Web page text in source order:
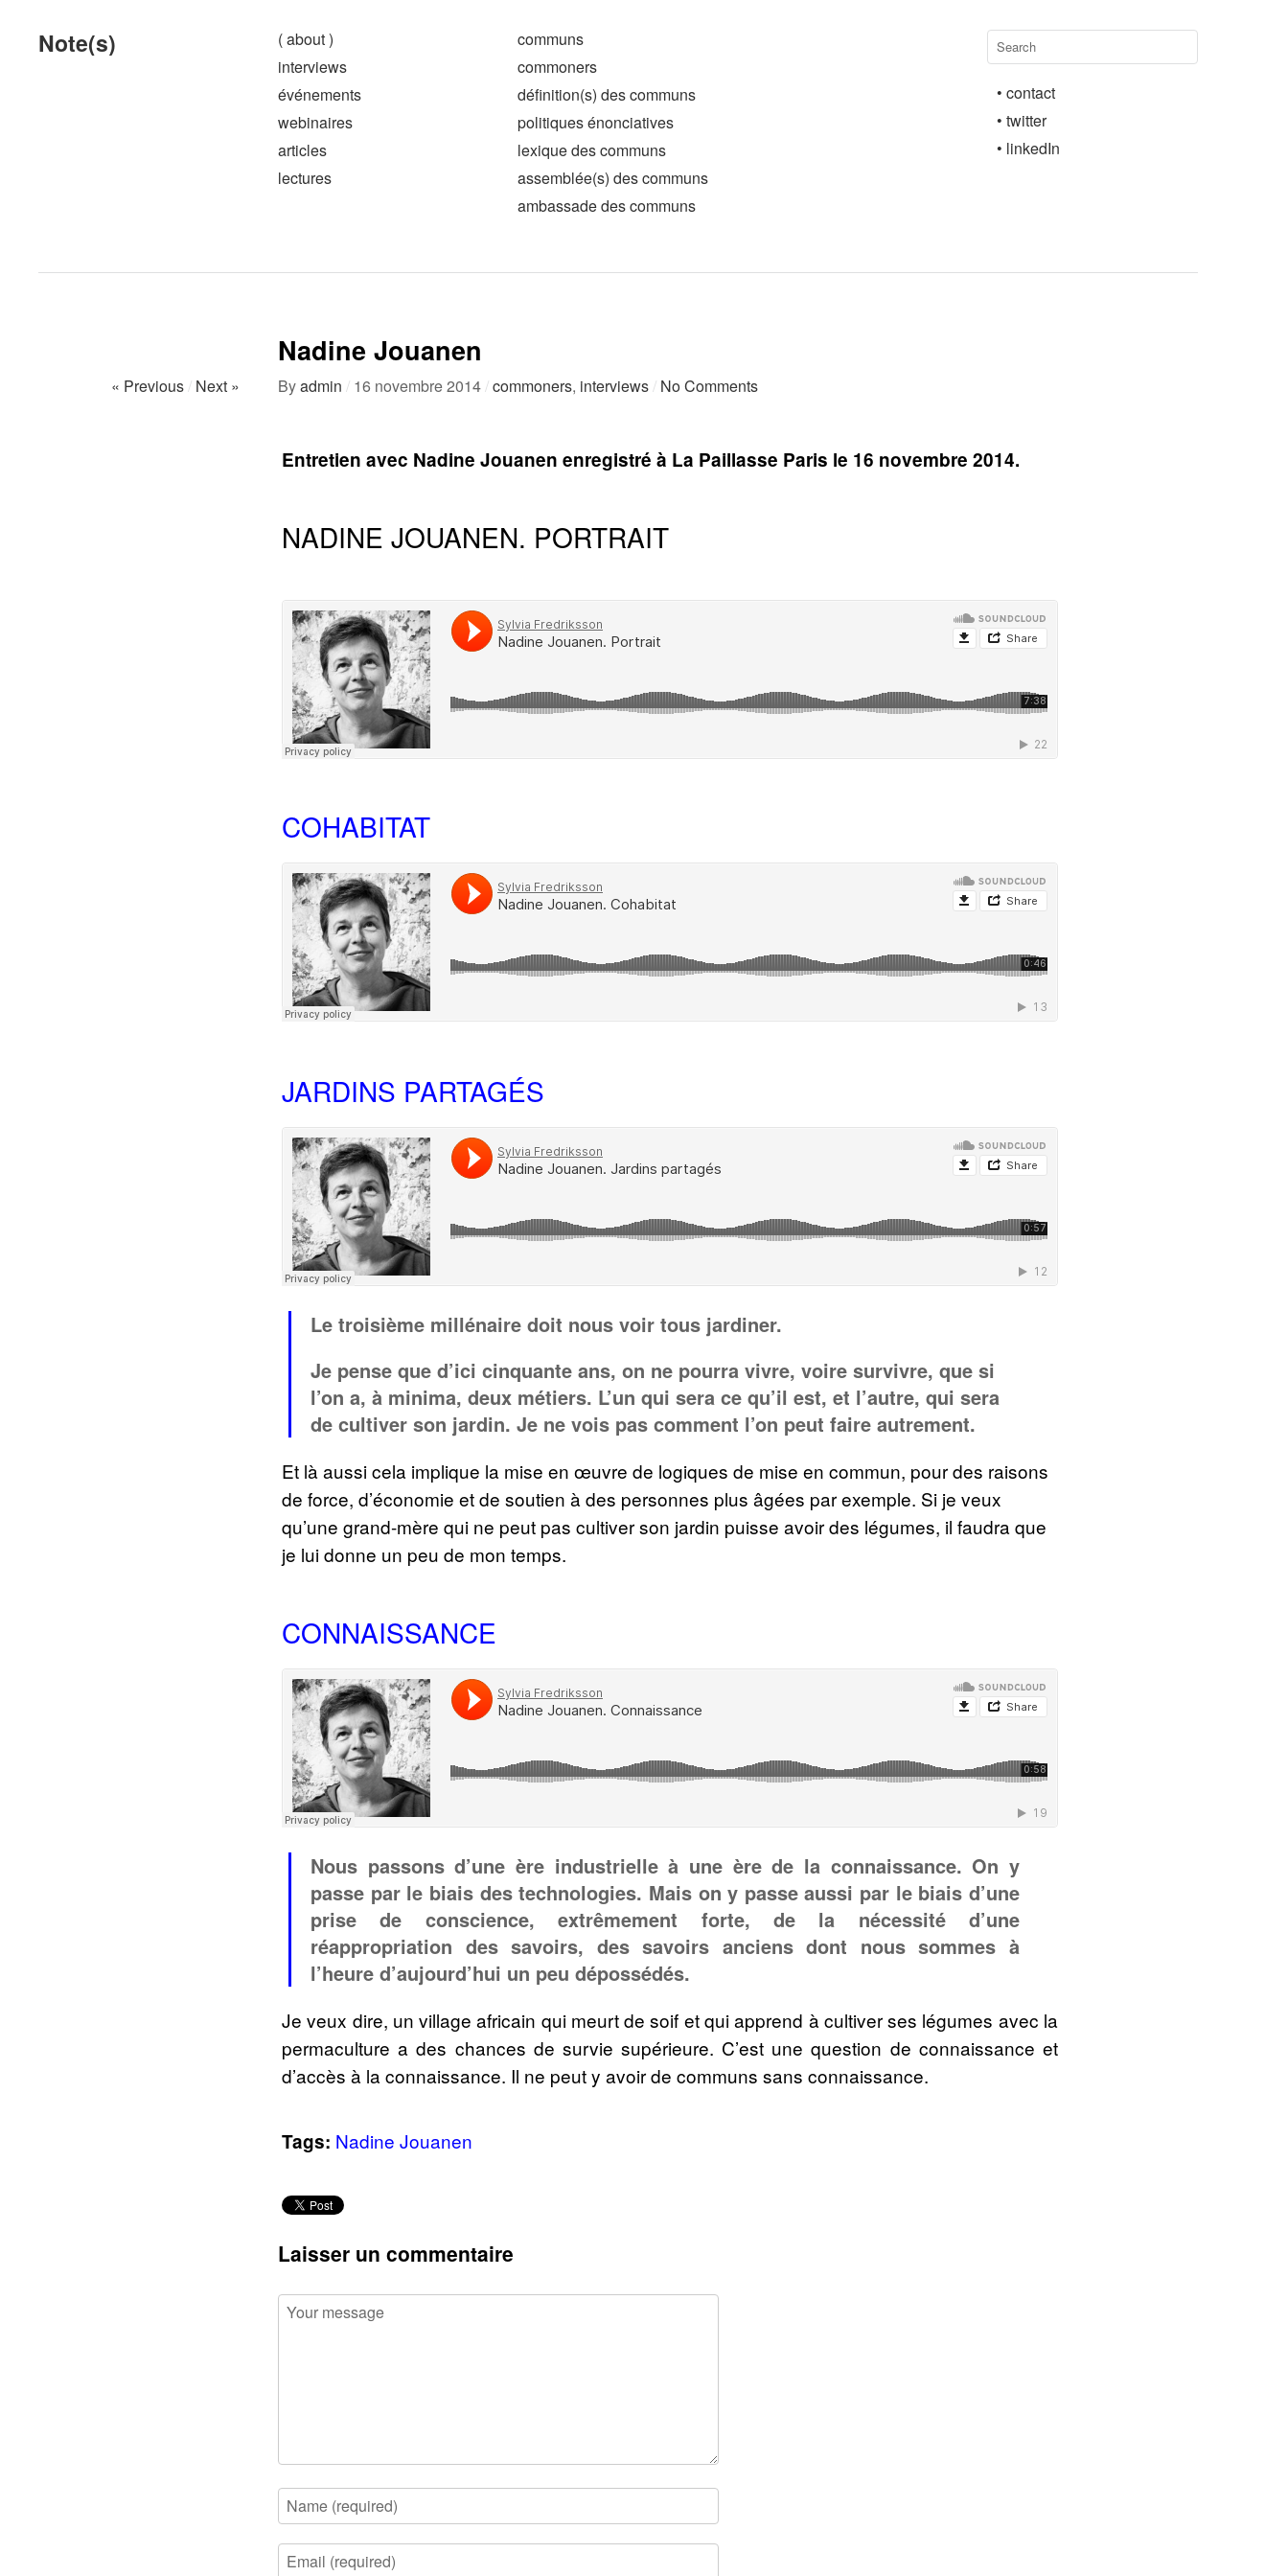
Note(s)
( about )
interviews
événements
webinaires
articles
lectures
communs
commoners
définition(s) des communs
politiques énonciatives
lexique des communs
assemblée(s) des communs
ambassade des communs
• contact
• twitter
• linkedIn
Nadine Jouanen
« Previous/ Next » Byadmin / 16 novembre 2014/commoners, interviews/ No Comments
Entretien avec Nadine Jouanen enregistré à La Paillasse Paris le 16 novembre 2014.
NADINE JOUANEN. PORTRAIT
COHABITAT
JARDINS PARTAGÉS
Le troisième millénaire doit nous voir tous jardiner.
Je pense que d’ici cinquante ans, on ne pourra vivre, voire survivre, que si
l’on a, à minima, deux métiers. L’un qui sera ce qu’il est, et l’autre, qui sera
de cultiver son jardin. Je ne vois pas comment l’on peut faire autrement.
Et là aussi cela implique la mise en œuvre de logiques de mise en commun, pour des raisons
de force, d’économie et de soutien à des personnes plus âgées par exemple. Si je veux
qu’une grand-mère qui ne peut pas cultiver son jardin puisse avoir des légumes, il faudra que
je lui donne un peu de mon temps.
CONNAISSANCE
Nous passons d’une ère industrielle à une ère de la connaissance. On y
passe par le biais des technologies. Mais on y passe aussi par le biais d’une
prise de conscience, extrêmement forte, de la nécessité d’une
réappropriation des savoirs, des savoirs anciens dont nous sommes à
l’heure d’aujourd’hui un peu dépossédés.
Je veux dire, un village africain qui meurt de soif et qui apprend à cultiver ses légumes avec la
permaculture a des chances de survie supérieure. C’est une question de connaissance et
d’accès à la connaissance. Il ne peut y avoir de communs sans connaissance.
Tags: Nadine Jouanen
Laisser un commentaire